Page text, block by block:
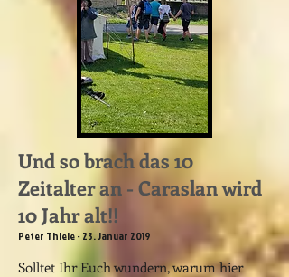
Und so brach das 10
Zeitalter an - Caraslan wird
10 Jahr alt!!
Peter Thiele - 23. Januar 2019
Solltet Ihr Euch wundern, warum hier